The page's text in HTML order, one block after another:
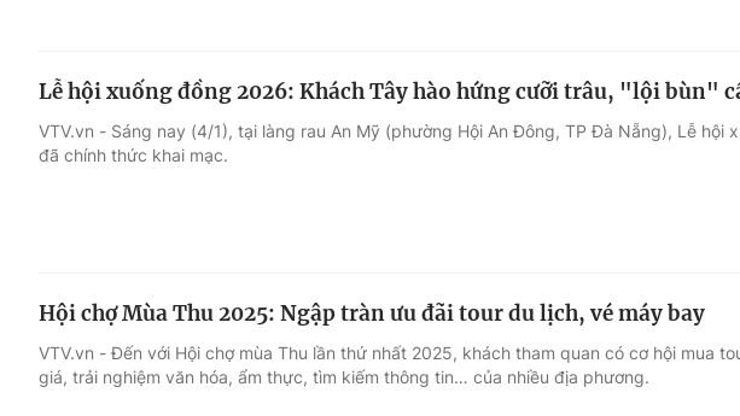
Lễ hội xuống đồng 2026: Khách Tây hào hứng cưỡi trâu, "lội bùn"
VTV.vn - Sáng nay (4/1), tại làng rau An Mỹ (phường Hội An Đông, TP Đà Nẵng), Lễ hội
đã chính thức khai mạc.
Hội chợ Mùa Thu 2025: Ngập tràn ưu đãi tour du lịch, vé máy bay
VTV.vn - Đến với Hội chợ mùa Thu lần thứ nhất 2025, khách tham quan có cơ hội mua
giá, trải nghiệm văn hóa, ẩm thực, tìm kiếm thông tin… của nhiều địa phương.